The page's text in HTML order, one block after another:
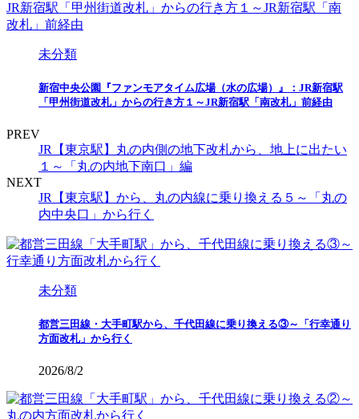
未分類
新宿中央公園『ファンモアタイム広場（水の広場）』：JR新宿駅
「甲州街道改札」からの行き方１～JR新宿駅「南改札」前経由
PREV
JR【東京駅】丸の内側の地下改札から、地上に出たい
１～「丸の内地下南口」編
NEXT
JR【東京駅】から、丸の内線に乗り換える５～「丸の
内中央口」から行く
未分類
都営三田線・大手町駅から、千代田線に乗り換える③～「行幸通り
方面改札」から行く
2026/8/2